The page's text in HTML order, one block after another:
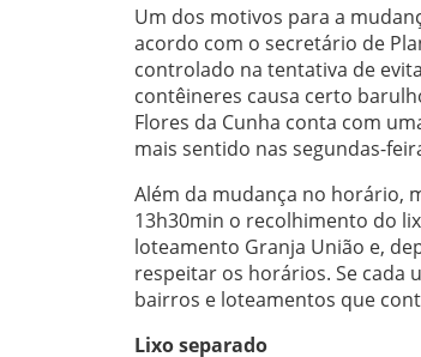
Um dos motivos para a
acordo com o secretário de
controlado na tentativa de
contêineres causa certo
Flores da Cunha conta com
mais sentido nas segundas-
Além da mudança no horário,
13h30min o recolhimento do
loteamento Granja União e,
respeitar os horários. Se cada
bairros e loteamentos que
Lixo separado